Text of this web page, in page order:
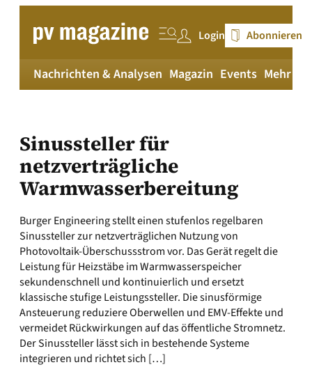
springen
Login Abonnieren
Nachrichten & Analysen Magazin Events Mehr
Sinussteller für
netzverträgliche
Warmwasserbereitung
Burger Engineering stellt einen stufenlos regelbaren
Sinussteller zur netzverträglichen Nutzung von
Photovoltaik-Überschussstrom vor. Das Gerät regelt die
Leistung für Heizstäbe im Warmwasserspeicher
sekundenschnell und kontinuierlich und ersetzt
klassische stufige Leistungssteller. Die sinusförmige
Ansteuerung reduziere Oberwellen und EMV-Effekte und
vermeidet Rückwirkungen auf das öffentliche Stromnetz.
Der Sinussteller lässt sich in bestehende Systeme
integrieren und richtet sich […]